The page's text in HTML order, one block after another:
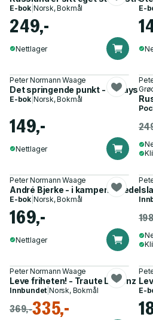
E-bok Norsk, Bokmål
249,-
Nettlager
E-
Peter Normann Waage
Det springende punkt - essays
E-bok Norsk, Bokmål
149,-
Nettlager
Peter Normann Waage
André Bjerke - i kampens glede :
E-bok Norsk, Bokmål
169,-
Nettlager
Peter Normann Waage
Leve friheten! - Traute Lafrenz og
Innbundet |Norsk, Bokmål
369,-335,-
E-